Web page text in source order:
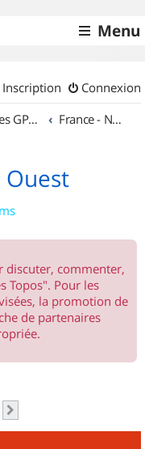
Menu
Connexion
Inscription
Traces GPS de randos VTT France - Nord Ouest
Ouest
discuter, commenter,
Topos". Pour les
la promotion de
de partenaires